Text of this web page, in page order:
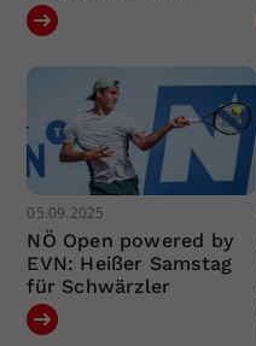
05.09.2025
NÖ Open powered by
EVN: Heißer Samstag
für Schwärzler